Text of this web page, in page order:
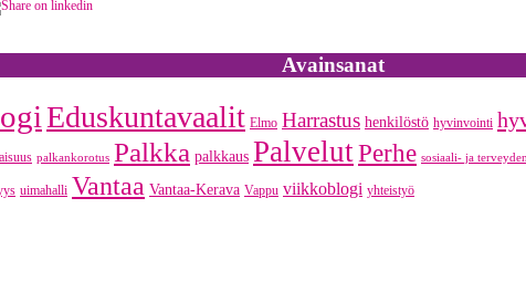
Avainsanat
Eduskuntavaalit Elmo Harrastus henkilöstö hyvinvointi
palkankorotus Palkka palkkaus PalvelutPerhe sosiaali- ja
uimahalli Vantaa Vantaa-Kerava Vappu viikkoblogi yhteistyö